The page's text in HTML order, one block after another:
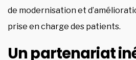
de modernisation et
prise en charge des patients.
Un partenariat